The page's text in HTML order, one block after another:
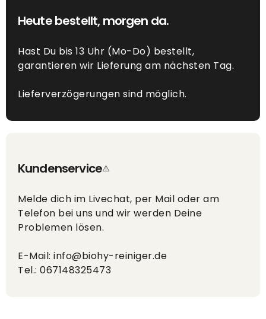
Heute bestellt, morgen da.
Hast Du bis 13 Uhr (Mo-Do) bestellt,
garantieren wir Lieferung am nächsten Tag.
Lieferverzögerungen sind möglich.
Kundenservice
Melde dich im Livechat, per Mail oder am
Telefon bei uns und wir werden Deine
Problemen lösen.
E-Mail: info@biohy-reiniger.de
Tel.: 067148325473